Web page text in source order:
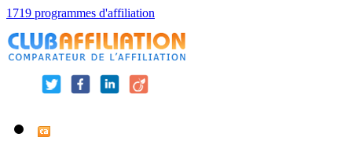
1719 programmes d'affiliation